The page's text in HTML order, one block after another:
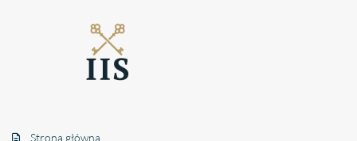
Strona główna